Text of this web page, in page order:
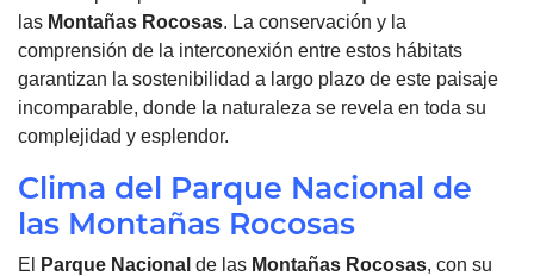
las Montañas Rocosas. La conservación y la
comprensión de la interconexión entre estos hábitats
garantizan la sostenibilidad a largo plazo de este paisaje
incomparable, donde la naturaleza se revela en toda su
complejidad y esplendor.
Clima del Parque Nacional de
las Montañas Rocosas
El Parque Nacional de las Montañas Rocosas, con su